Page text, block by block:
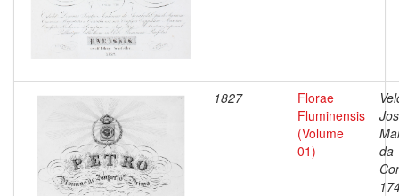
1827
Florae
Fluminensis
(Volume
01)
da